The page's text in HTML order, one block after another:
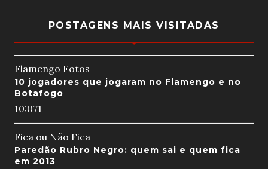
POSTAGENS MAIS VISITADAS
Flamengo Fotos
10 jogadores que jogaram no Flamengo e no
Botafogo
10:071
Fica ou Não Fica
Paredão Rubro Negro: quem sai e quem fica
em 2013